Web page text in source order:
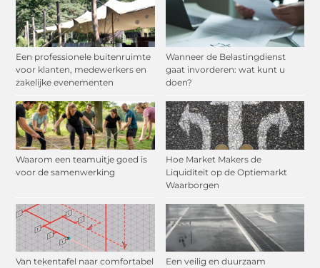
Een professionele buitenruimte
voor klanten, medewerkers en
zakelijke evenementen
Wanneer de Belastingdienst
gaat invorderen: wat kunt u
doen?
Waarom een teamuitje goed is
voor de samenwerking
Hoe Market Makers de
Liquiditeit op de Optiemarkt
Waarborgen
Van tekentafel naar comfortabel
Een veilig en duurzaam